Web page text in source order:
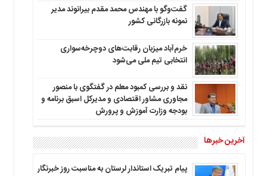
گفت‌وگو با مهندس محمد مقدم بیرانوند مدیر
نمونه بازرگانی کشور
خرم‌آباد میزبان رقابت‌های دوچرخه‌سواری
انتخابی تیم ملی می‌شود
نقد و بررسی کمبود معلم در گفتگوی با منصور
مجاوری مشاور اقتصادی و مدیرکل اسبق برنامه و
بودجه وزارت آموزش و پرورش
آخرین خبرها
پیام تبریک استاندار لرستان به‌ مناسبت روز خبرنگار